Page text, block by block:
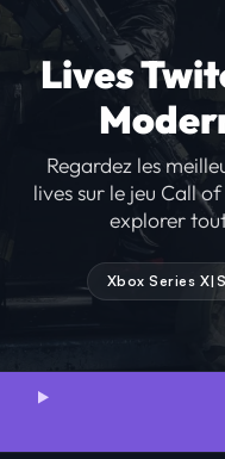
Lives
Regardez les
lives sur le jeu Call
explorer
Xbox Series X|S